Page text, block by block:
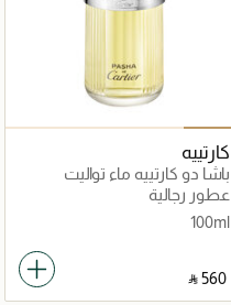
كارتييه
باشا دو كارتييه ماء تواليت
عطور رجالية
100ml
‎ ⃁ ⁦560⁩ ‎